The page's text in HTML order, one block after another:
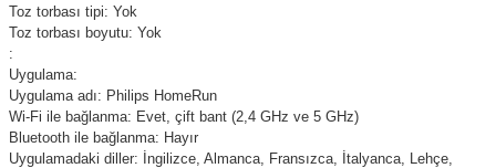
Toz torbası tipi: Yok
Toz torbası boyutu: Yok
:
Uygulama:
Uygulama adı: Philips HomeRun
Wi-Fi ile bağlanma: Evet, çift bant (2,4 GHz ve 5 GHz)
Bluetooth ile bağlanma: Hayır
Uygulamadaki diller: İngilizce, Almanca, Fransızca, İtalyanca, Lehçe,